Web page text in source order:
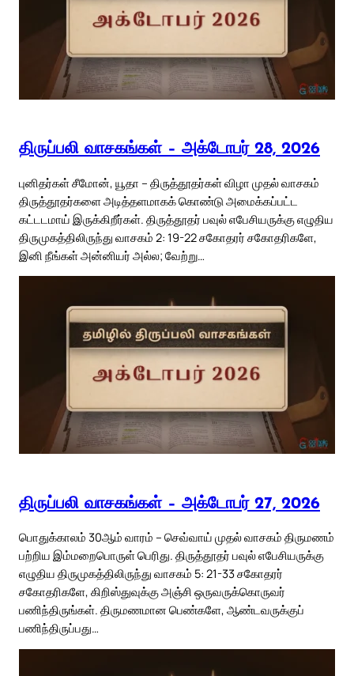
திருப்பலி வாசகங்கள் – அக்டோபர் 28, 2026
புனிதர்கள் சீமோன், யூதா – திருத்தூதர்கள் விழா முதல் வாசகம்
திருத்தூதர்களை அடித்தளமாகக் கொண்டு அமைக்கப்பட்ட
கட்டடமாய் இருக்கிறீர்கள். திருத்தூதர் பவுல் எபேசியருக்கு எழுதிய
திருமுகத்திலிருந்து வாசகம் 2: 19-22 சகோதரர் சகோதரிகளே,
இனி நீங்கள் அன்னியர் அல்ல; வேற்று…
திருப்பலி வாசகங்கள் – அக்டோபர் 27, 2026
பொதுக்காலம் 30ஆம் வாரம் – செவ்வாய் முதல் வாசகம் திருமணம்
பற்றிய இம்மறைபொருள் பெரிது. திருத்தூதர் பவுல் எபேசியருக்கு
எழுதிய திருமுகத்திலிருந்து வாசகம் 5: 21-33 சகோதரர்
சகோதரிகளே, கிறிஸ்துவுக்கு அஞ்சி ஒருவருக்கொருவர்
பணிந்திருங்கள். திருமணமான பெண்களே, ஆண்டவருக்குப்
பணிந்திருப்பது…